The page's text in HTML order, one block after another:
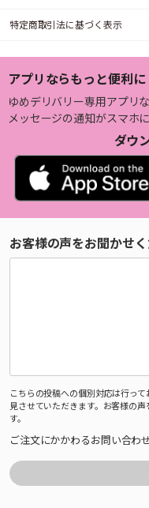
特定商取引法に基づく表示
アプリならもっと便利に
ゆめデリバリー専用アプリな
メッセージの通知がスマホ
ダウ
お客様の声をお聞かせ
こちらの投稿への個別対応は行っ
見させていただきます。お客様の
す。
ご注文にかかわるお問い合わ